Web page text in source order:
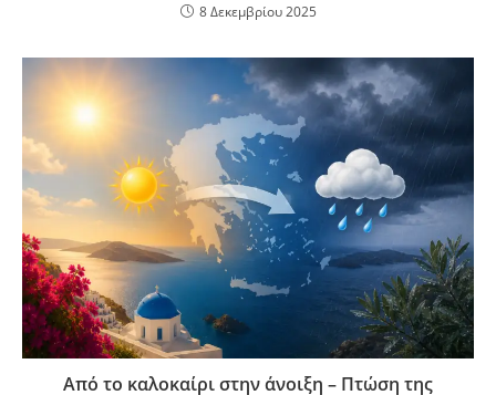
8 Δεκεμβρίου 2025
Από το καλοκαίρι στην άνοιξη – Πτώση της